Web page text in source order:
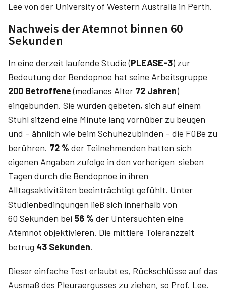
Lee von der University of Western Australia in Perth.
Nachweis der Atemnot binnen 60
Sekunden
In eine derzeit laufende Studie (PLEASE-3) zur
Bedeutung der Bendopnoe hat seine Arbeitsgruppe
200 Betroffene(medianes Alter 72 Jahren)
eingebunden. Sie wurden gebeten, sich auf einem
Stuhl sitzend eine Minute lang vornüber zu beugen
und – ähnlich wie beim Schuhezubinden – die Füße zu
berühren. 72 % der Teilnehmenden hatten sich
eigenen Angaben zufolge in den vorherigen sieben
Tagen durch die Bendopnoe in ihren
Alltagsaktivitäten beeinträchtigt gefühlt. Unter
Studienbedingungen ließ sich innerhalb von
60 Sekunden bei 56 % der Untersuchten eine
Atemnot objektivieren. Die mittlere Toleranzzeit
betrug 43 Sekunden.
Dieser einfache Test erlaubt es, Rückschlüsse auf das
Ausmaß des Pleuraergusses zu ziehen, so Prof. Lee.